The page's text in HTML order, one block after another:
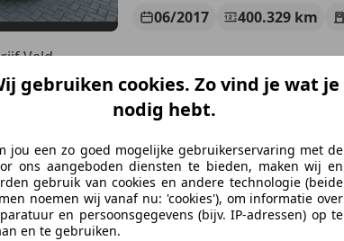
06/2017 400.329 km
Veld
Airco Telefoonvoorbinding
€ 999
gebruiken cookies. Zo vind je wat je
nodig hebt.
jou een zo goed mogelijke gebruikerservaring met de
ons aangeboden diensten te bieden, maken wij en
gebruik van cookies en andere technologie (beide
noemen wij vanaf nu: 'cookies'), om informatie over
en persoonsgegevens (bijv. IP-adressen) op te
en te gebruiken.